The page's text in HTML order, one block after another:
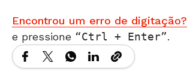
Encontrou um erro de digitação?
e pressione
Ctrl + Enter .